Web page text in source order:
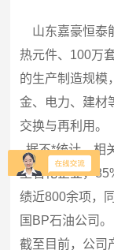
山东嘉豪恒泰
热元件、100万
的生产制造规模
金、电力、建材
交换与再利用。
据不*统计，相
型石化企业，
绩近800余项，
国BP石油公司。
截至目前，公司